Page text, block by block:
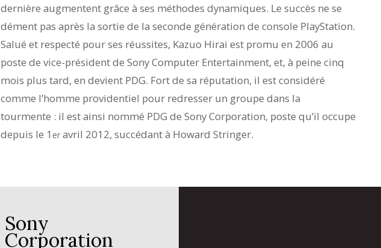
dernière augmentent grâce à ses méthodes dynamiques. Le succès ne se
dément pas après la sortie de la seconde génération de console PlayStation.
Salué et respecté pour ses réussites, Kazuo Hirai est promu en 2006 au
poste de vice-président de Sony Computer Entertainment, et, à peine cinq
mois plus tard, en devient PDG. Fort de sa réputation, il est considéré
comme l’homme providentiel pour redresser un groupe dans la
tourmente : il est ainsi nommé PDG de Sony Corporation, poste qu’il occupe
depuis le 1 er avril 2012, succédant à Howard Stringer.
Sony
Corporation